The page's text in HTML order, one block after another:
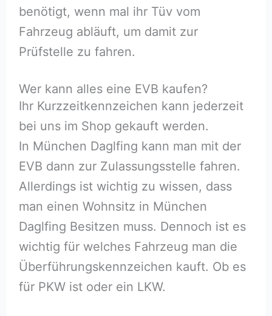
benötigt, wenn mal ihr Tüv vom
Fahrzeug abläuft, um damit zur
Prüfstelle zu fahren.
Wer kann alles eine EVB kaufen?
Ihr Kurzzeitkennzeichen kann jederzeit
bei uns im Shop gekauft werden.
In München Daglfing kann man mit der
EVB dann zur Zulassungsstelle fahren.
Allerdings ist wichtig zu wissen, dass
man einen Wohnsitz in München
Daglfing Besitzen muss. Dennoch ist es
wichtig für welches Fahrzeug man die
Überführungskennzeichen kauft. Ob es
für PKW ist oder ein LKW.